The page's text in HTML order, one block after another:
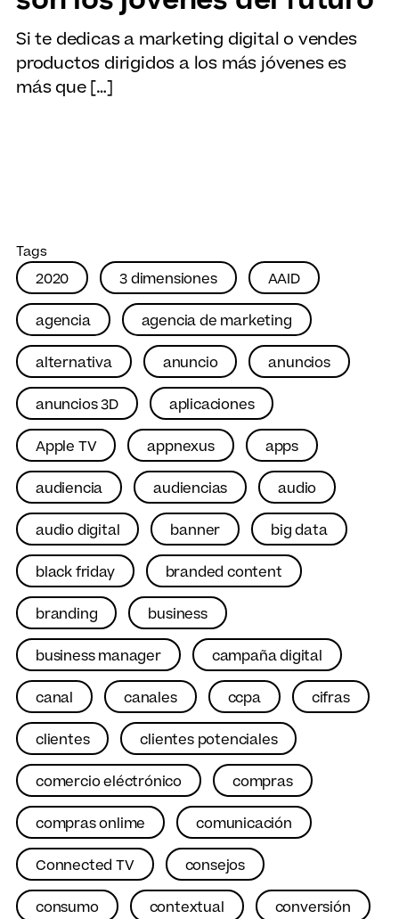
Si te dedicas a marketing digital o vendes
productos dirigidos a los más jóvenes es
más que […]
Tags
2020 3 dimensiones AAID
agencia agencia de marketing
alternativa anuncio anuncios
anuncios 3D aplicaciones
Apple TV appnexus apps
audiencia audiencias audio
audio digital banner big data
black friday branded content
branding business
business manager campaña digital
canal canales ccpa cifras
clientes clientes potenciales
comercio eléctrónico compras
compras onlime comunicación
Connected TV consejos
consumo contextual conversión